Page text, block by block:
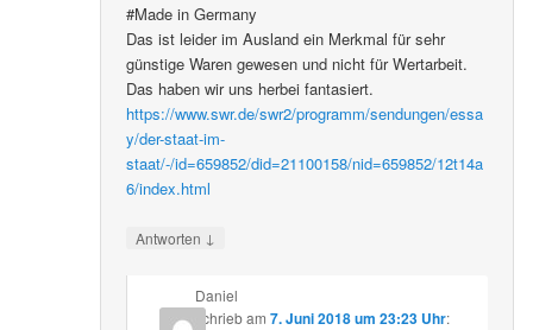
#Made in Germany
Das ist leider im Ausland ein Merkmal für sehr
günstige Waren gewesen und nicht für Wertarbeit.
Das haben wir uns herbei fantasiert.
https://www.swr.de/swr2/programm/sendungen/essa
y/der-staat-im-
staat/-/id=659852/did=21100158/nid=659852/12t14a
6/index.html
Antworten ↓
Daniel
schriebam 7. Juni 2018 um 23:23 Uhr: